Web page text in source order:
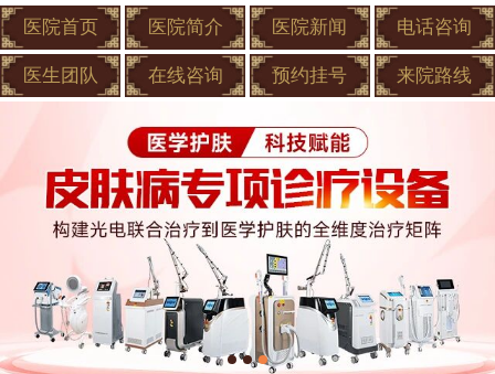
医院首页 医院简介 医院新闻 电话咨询
医生团队 在线咨询 预约挂号 来院路线